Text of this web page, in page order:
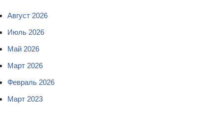
Август 2026
Июль 2026
Май 2026
Март 2026
Февраль 2026
Март 2023